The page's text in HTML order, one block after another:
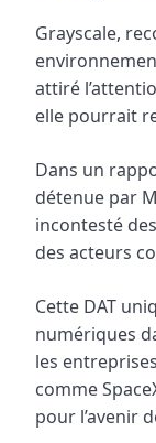
Grayscale,
attiré
elle pourrait
Dans un
détenue par
incontesté
des acteurs
Cette DAT
numériques
les
comme
pour l’avenir